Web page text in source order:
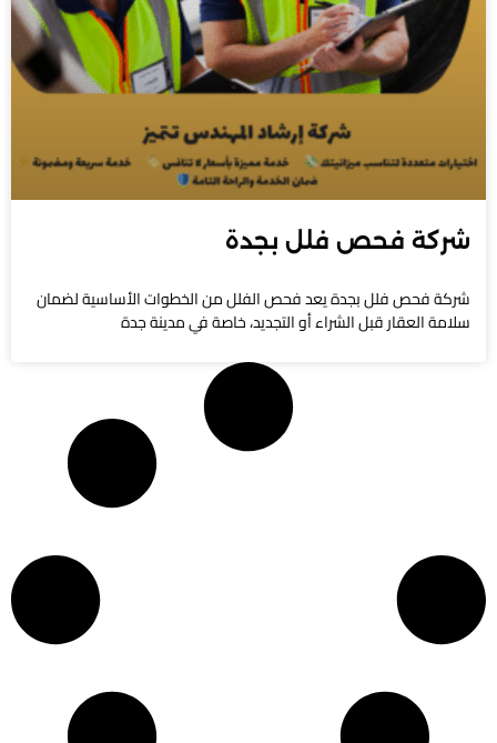
شركة فحص فلل بجدة
شركة فحص فلل بجدة يعد فحص الفلل من الخطوات الأساسية لضمان
سلامة العقار قبل الشراء أو التجديد، خاصة في مدينة جدة